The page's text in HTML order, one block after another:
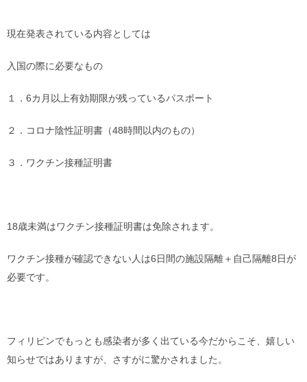
現在発表されている内容としては
入国の際に必要なもの
１．6カ月以上有効期限が残っているパスポート
２．コロナ陰性証明書（48時間以内のもの）
３．ワクチン接種証明書
18歳未満はワクチン接種証明書は免除されます。
ワクチン接種が確認できない人は6日間の施設隔離＋自己隔離8日が
必要です。
フィリピンでもっとも感染者が多く出ている今だからこそ、嬉しい
知らせではありますが、さすがに驚かされました。